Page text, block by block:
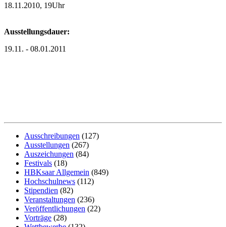
18.11.2010, 19Uhr
Ausstellungsdauer:
19.11. - 08.01.2011
Ausschreibungen (127)
Ausstellungen (267)
Auszeichungen (84)
Festivals (18)
HBKsaar Allgemein (849)
Hochschulnews (112)
Stipendien (82)
Veranstaltungen (236)
Veröffentlichungen (22)
Vorträge (28)